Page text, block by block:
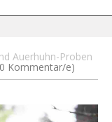
Auerhuhn-Proben
Kommentar/e)